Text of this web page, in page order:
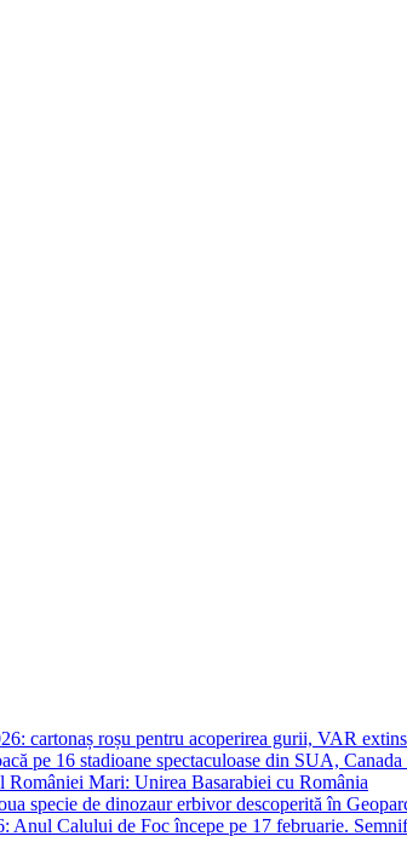
cartonaș roșu pentru acoperirea gurii, VAR
pe 16 stadioane spectaculoase din SUA,
României Mari: Unirea Basarabiei cu România
specie de dinozaur erbivor descoperită în
Anul Calului de Foc începe pe 17 februarie.